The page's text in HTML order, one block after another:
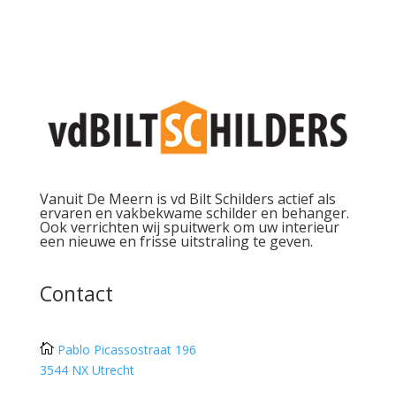
Vanuit De Meern is vd Bilt Schilders actief als
ervaren en vakbekwame schilder en behanger.
Ook verrichten wij spuitwerk om uw interieur
een nieuwe en frisse uitstraling te geven.
Contact
Pablo Picassostraat 196
3544 NX Utrecht